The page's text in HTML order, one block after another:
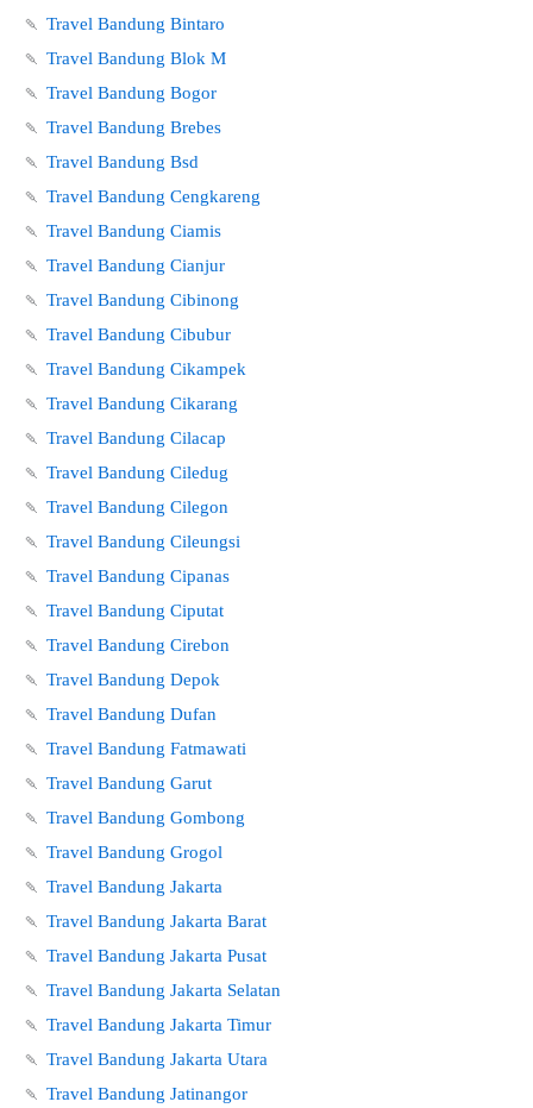
🍡 Travel Bandung Bintaro
🍡 Travel Bandung Blok M
🍡 Travel Bandung Bogor
🍡 Travel Bandung Brebes
🍡 Travel Bandung Bsd
🍡 Travel Bandung Cengkareng
🍡 Travel Bandung Ciamis
🍡 Travel Bandung Cianjur
🍡 Travel Bandung Cibinong
🍡 Travel Bandung Cibubur
🍡 Travel Bandung Cikampek
🍡 Travel Bandung Cikarang
🍡 Travel Bandung Cilacap
🍡 Travel Bandung Ciledug
🍡 Travel Bandung Cilegon
🍡 Travel Bandung Cileungsi
🍡 Travel Bandung Cipanas
🍡 Travel Bandung Ciputat
🍡 Travel Bandung Cirebon
🍡 Travel Bandung Depok
🍡 Travel Bandung Dufan
🍡 Travel Bandung Fatmawati
🍡 Travel Bandung Garut
🍡 Travel Bandung Gombong
🍡 Travel Bandung Grogol
🍡 Travel Bandung Jakarta
🍡 Travel Bandung Jakarta Barat
🍡 Travel Bandung Jakarta Pusat
🍡 Travel Bandung Jakarta Selatan
🍡 Travel Bandung Jakarta Timur
🍡 Travel Bandung Jakarta Utara
🍡 Travel Bandung Jatinangor